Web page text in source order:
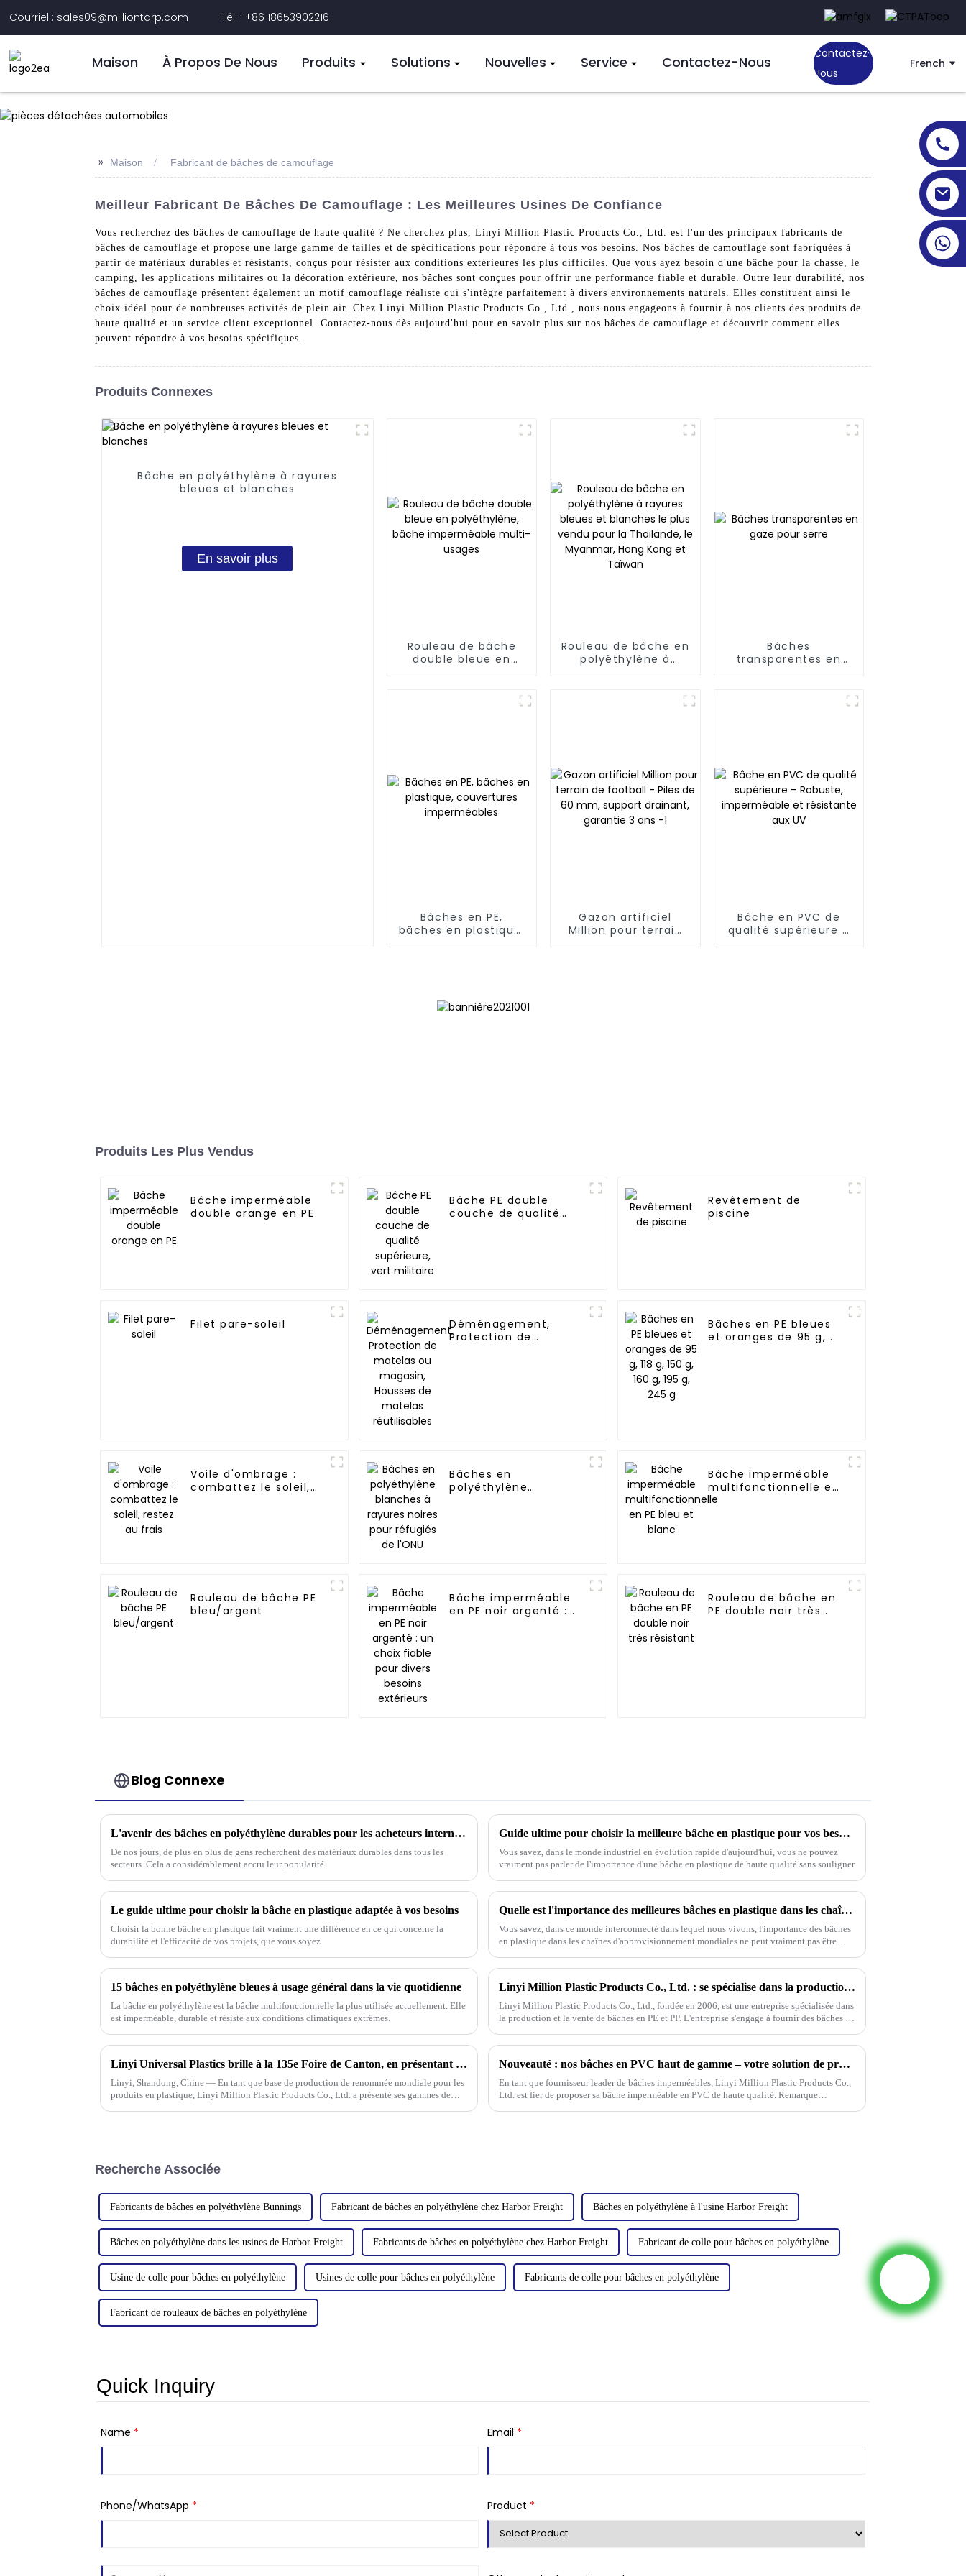
Courriel : sales09@milliontarp.com Tél. : +86 18653902216
Maison À Propos De Nous Produits Solutions Nouvelles Service Contactez-Nous
Contactez-
Nous
French
>> Maison Fabricant de bâches de camouflage
Meilleur Fabricant De Bâches De Camouflage : Les Meilleures Usines De Confiance
Vous recherchez des bâches de camouflage de haute qualité ? Ne cherchez plus, Linyi Million Plastic Products Co., Ltd. est l'un des principaux fabricants de
bâches de camouflage et propose une large gamme de tailles et de spécifications pour répondre à tous vos besoins. Nos bâches de camouflage sont fabriquées à
partir de matériaux durables et résistants, conçus pour résister aux conditions extérieures les plus difficiles. Que vous ayez besoin d'une bâche pour la chasse, le
camping, les applications militaires ou la décoration extérieure, nos bâches sont conçues pour offrir une performance fiable et durable. Outre leur durabilité, nos
bâches de camouflage présentent également un motif camouflage réaliste qui s'intègre parfaitement à divers environnements naturels. Elles constituent ainsi le
choix idéal pour de nombreuses activités de plein air. Chez Linyi Million Plastic Products Co., Ltd., nous nous engageons à fournir à nos clients des produits de
haute qualité et un service client exceptionnel. Contactez-nous dès aujourd'hui pour en savoir plus sur nos bâches de camouflage et découvrir comment elles
peuvent répondre à vos besoins spécifiques.
Produits Connexes
Bâche en polyéthylène à rayures
bleues et blanches
En savoir plus
Rouleau de bâche
double bleue en
Rouleau de bâche en
polyéthylène à
Bâches
transparentes en
Bâches en PE,
bâches en plastique,
Gazon artificiel
Million pour terrain
Bâche en PVC de
qualité supérieure –
Produits Les Plus Vendus
Bâche imperméable
double orange en PE
Bâche PE double
couche de qualité
Revêtement de
piscine
Filet pare-soleil
Déménagement,
Protection de
Bâches en PE bleues
et oranges de 95 g,
Voile d'ombrage :
combattez le soleil,
Bâches en
polyéthylène
Bâche imperméable
multifonctionnelle en
PE bleu et blanc
Rouleau de bâche PE
bleu/argent
Bâche imperméable
en PE noir argenté :
Rouleau de bâche en
PE double noir très
Blog Connexe
L'avenir des bâches en polyéthylène durables pour les acheteurs internationaux
De nos jours, de plus en plus de gens recherchent des matériaux durables dans tous les
secteurs. Cela a considérablement accru leur popularité.
Guide ultime pour choisir la meilleure bâche en plastique pour vos besoins industriels
Vous savez, dans le monde industriel en évolution rapide d'aujourd'hui, vous ne pouvez
vraiment pas parler de l'importance d'une bâche en plastique de haute qualité sans souligner
Le guide ultime pour choisir la bâche en plastique adaptée à vos besoins
Choisir la bonne bâche en plastique fait vraiment une différence en ce qui concerne la
durabilité et l'efficacité de vos projets, que vous soyez
Quelle est l'importance des meilleures bâches en plastique dans les chaînes d'approvisionnement mondiales ?
Vous savez, dans ce monde interconnecté dans lequel nous vivons, l'importance des bâches
en plastique dans les chaînes d'approvisionnement mondiales ne peut vraiment pas être
15 bâches en polyéthylène bleues à usage général dans la vie quotidienne
La bâche en polyéthylène est la bâche multifonctionnelle la plus utilisée actuellement. Elle
est imperméable, durable et résiste aux conditions climatiques extrêmes.
Linyi Million Plastic Products Co., Ltd. : se spécialise dans la production et la vente de bâches en PE et PP, a remporté de nombreuses certifications et brevets et participe activement aux e
Linyi Million Plastic Products Co., Ltd., fondée en 2006, est une entreprise spécialisée dans
la production et la vente de bâches en PE et PP. L'entreprise s'engage à fournir des bâches en
Linyi Universal Plastics brille à la 135e Foire de Canton, en présentant une gamme diversifiée de bâches imperméables en PP/PE
Linyi, Shandong, Chine — En tant que base de production de renommée mondiale pour les
produits en plastique, Linyi Million Plastic Products Co., Ltd. a présenté ses gammes de
Nouveauté : nos bâches en PVC haut de gamme – votre solution de protection contre les intempéries
En tant que fournisseur leader de bâches imperméables, Linyi Million Plastic Products Co.,
Ltd. est fier de proposer sa bâche imperméable en PVC de haute qualité. Remarque
Recherche Associée
Fabricants de bâches en polyéthylène Bunnings Fabricant de bâches en polyéthylène chez Harbor Freight Bâches en polyéthylène à l'usine Harbor Freight
Bâches en polyéthylène dans les usines de Harbor Freight Fabricants de bâches en polyéthylène chez Harbor Freight Fabricant de colle pour bâches en polyéthylène
Usine de colle pour bâches en polyéthylène Usines de colle pour bâches en polyéthylène Fabricants de colle pour bâches en polyéthylène
Fabricant de rouleaux de bâches en polyéthylène
Quick Inquiry
Name * Email *
Phone/WhatsApp * Product *